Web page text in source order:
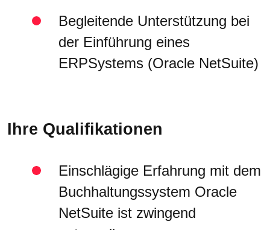
Begleitende Unterstützung bei
der Einführung eines
ERPSystems (Oracle NetSuite)
Ihre Qualifikationen
Einschlägige Erfahrung mit dem
Buchhaltungssystem Oracle
NetSuite ist zwingend